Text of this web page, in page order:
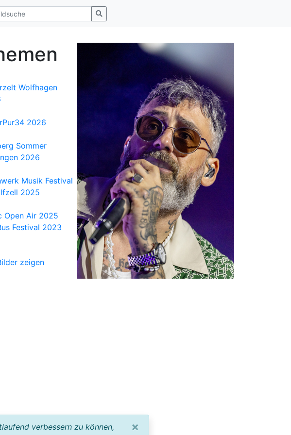
Wolfhagen
2026
Sommer
2026
Musik Festival
2025
Open Air 2025
Festival 2023
zeigen
verbessern zu können,
×